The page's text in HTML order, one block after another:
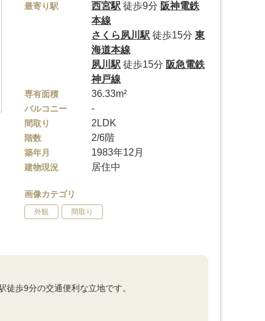
最寄り駅 西宮駅 徒歩9分 阪神電鉄
本線
さくら夙川駅 徒歩15分東
海道本線
夙川駅 徒歩15分 阪急電鉄
神戸線
専有面積 36.33m²
バルコニー -
間取り 2LDK
階数 2/6階
築年月 1983年12月
建物現況 居住中
画像カテゴリ
外観 間取り
歩9分の交通便利な立地です。